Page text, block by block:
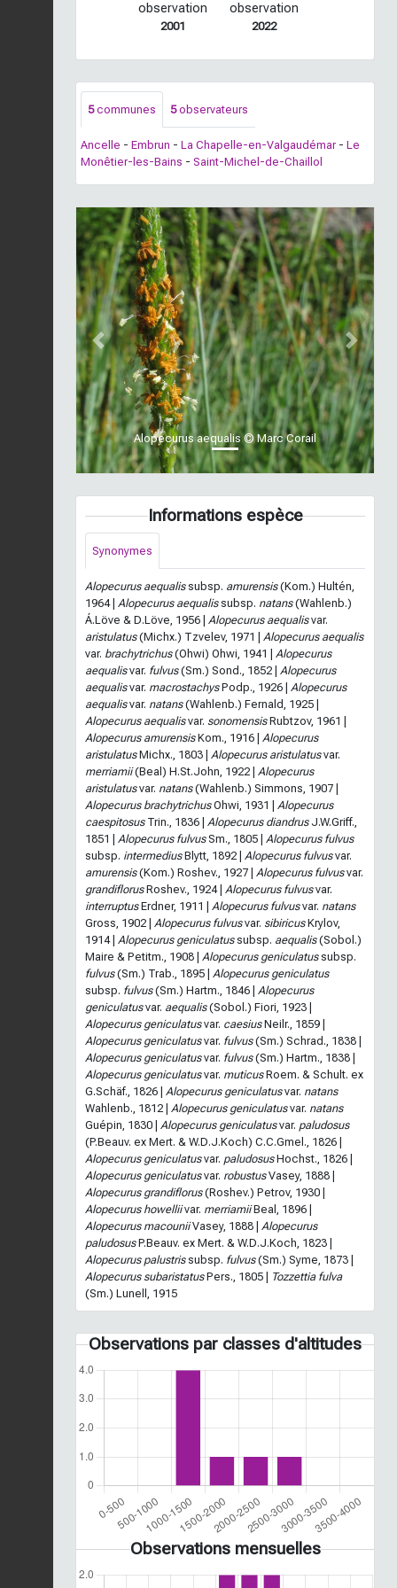
observation
2001
observation
2022
5communes 5observateurs
Ancelle - Embrun - La Chapelle-en-Valgaudémar - Le
Monêtier-les-Bains - Saint-Michel-de-Chaillol
Alopecurus aequalis © Marc Corail
Previous Next
Informations espèce
Synonymes
Alopecurus aequalis subsp. amurensis(Kom.) Hultén,
1964 | Alopecurus aequalis subsp. natans(Wahlenb.)
Á.Löve & D.Löve, 1956 | Alopecurus aequalisvar.
aristulatus(Michx.) Tzvelev, 1971 | Alopecurus aequalis
var. brachytrichus(Ohwi) Ohwi, 1941 | Alopecurus
aequalisvar. fulvus(Sm.) Sond., 1852 | Alopecurus
aequalisvar. macrostachysPodp., 1926 | Alopecurus
aequalisvar. natans(Wahlenb.) Fernald, 1925 |
Alopecurus aequalisvar. sonomensisRubtzov, 1961 |
Alopecurus amurensisKom., 1916 | Alopecurus
aristulatusMichx., 1803 | Alopecurus aristulatusvar.
merriamii(Beal) H.St.John, 1922 | Alopecurus
aristulatusvar. natans(Wahlenb.) Simmons, 1907 |
Alopecurus brachytrichusOhwi, 1931 | Alopecurus
caespitosusTrin., 1836 | Alopecurus diandrusJ.W.Griff.,
1851 | Alopecurus fulvusSm., 1805 | Alopecurus fulvus
subsp. intermediusBlytt, 1892 | Alopecurus fulvusvar.
amurensis(Kom.) Roshev., 1927 | Alopecurus fulvusvar.
grandiflorusRoshev., 1924 | Alopecurus fulvusvar.
interruptusErdner, 1911 | Alopecurus fulvusvar. natans
Gross, 1902 | Alopecurus fulvusvar. sibiricusKrylov,
1914 | Alopecurus geniculatus subsp. aequalis(Sobol.)
Maire & Petitm., 1908 | Alopecurus geniculatus subsp.
fulvus(Sm.) Trab., 1895 | Alopecurus geniculatus
subsp. fulvus(Sm.) Hartm., 1846 | Alopecurus
geniculatusvar. aequalis(Sobol.) Fiori, 1923 |
Alopecurus geniculatusvar. caesiusNeilr., 1859 |
Alopecurus geniculatusvar. fulvus(Sm.) Schrad., 1838 |
Alopecurus geniculatusvar. fulvus(Sm.) Hartm., 1838 |
Alopecurus geniculatusvar. muticusRoem. & Schult. ex
G.Schäf., 1826 | Alopecurus geniculatusvar. natans
Wahlenb., 1812 | Alopecurus geniculatusvar. natans
Guépin, 1830 | Alopecurus geniculatusvar. paludosus
(P.Beauv. ex Mert. & W.D.J.Koch) C.C.Gmel., 1826 |
Alopecurus geniculatusvar. paludosusHochst., 1826 |
Alopecurus geniculatusvar. robustusVasey, 1888 |
Alopecurus grandiflorus(Roshev.) Petrov, 1930 |
Alopecurus howelliivar. merriamiiBeal, 1896 |
Alopecurus macouniiVasey, 1888 | Alopecurus
paludosusP.Beauv. ex Mert. & W.D.J.Koch, 1823 |
Alopecurus palustris subsp. fulvus(Sm.) Syme, 1873 |
Alopecurus subaristatusPers., 1805 |
Tozzettia fulva
(Sm.) Lunell, 1915
Observations par classes d'altitudes
Observations mensuelles